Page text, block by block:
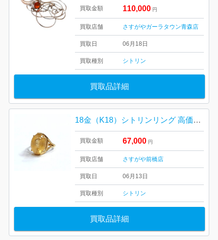
買取金額 110,000 円
買取店舗 さすがやガーラタウン青森店
買取日 06月18日
買取種別 シトリン
買取品詳細
18金（K18）シトリンリング 高価買取｜高崎市高関町
買取金額 67,000 円
買取店舗 さすがや前橋店
買取日 06月13日
買取種別 シトリン
買取品詳細